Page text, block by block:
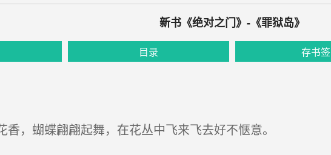
新书《绝对之门》-《罪狱岛》
目录 存书签
，蝴蝶翩翩起舞，在花丛中飞来飞去好不惬意。